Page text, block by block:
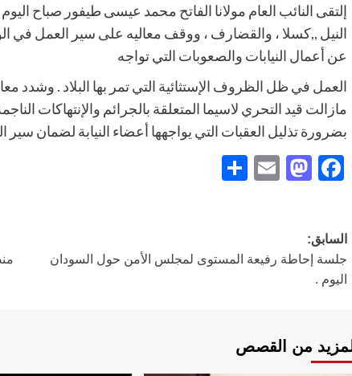
إلتقى النائب العام مولانا الفاتح محمد عيسى طيفور صباح
النيل ,,كسلا ، والقضارف ، ووقف معاليه على سير العمل في
عن أعمال النيابات والصعوبات التي تواجه
العمل في ظل الظروف الإستثائية التي تمر بها البلاد . وشدد
مازالت قيد التحري لاسيما المتعلقة بالجرائم والإنتهاكات
بضرورة تذليل العقبات التي يواجهها أعضاء النيابة لضمان سير
Facebook
Mastodon
Email
تصفّح
المقالات
السابق:
جلسة إحاطة رفيعة المستوى لمجلس الأمن حول السودان
اليوم .
من القصص